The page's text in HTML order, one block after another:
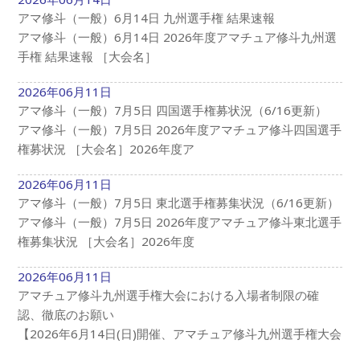
アマ修斗（一般）6月14日 九州選手権 結果速報
アマ修斗（一般）6月14日 2026年度アマチュア修斗九州選
手権 結果速報 ［大会名］
2026年06月11日
アマ修斗（一般）7月5日 四国選手権募状況（6/16更新）
アマ修斗（一般）7月5日 2026年度アマチュア修斗四国選手
権募状況 ［大会名］2026年度ア
2026年06月11日
アマ修斗（一般）7月5日 東北選手権募集状況（6/16更新）
アマ修斗（一般）7月5日 2026年度アマチュア修斗東北選手
権募集状況 ［大会名］2026年度
2026年06月11日
アマチュア修斗九州選手権大会における入場者制限の確
認、徹底のお願い
【2026年6月14日(日)開催、アマチュア修斗九州選手権大会